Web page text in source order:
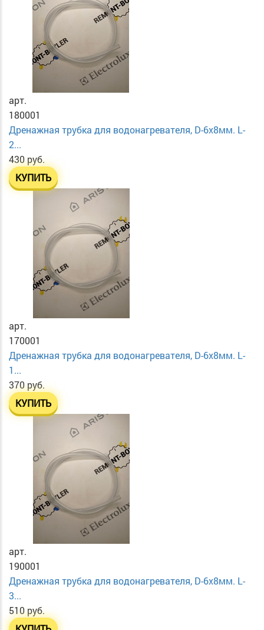
арт.
180001
Дренажная трубка для водонагревателя, D-6х8мм. L-
2...
430 руб.
КУПИТЬ
арт.
170001
Дренажная трубка для водонагревателя, D-6х8мм. L-
1...
370 руб.
КУПИТЬ
арт.
190001
Дренажная трубка для водонагревателя, D-6х8мм. L-
3...
510 руб.